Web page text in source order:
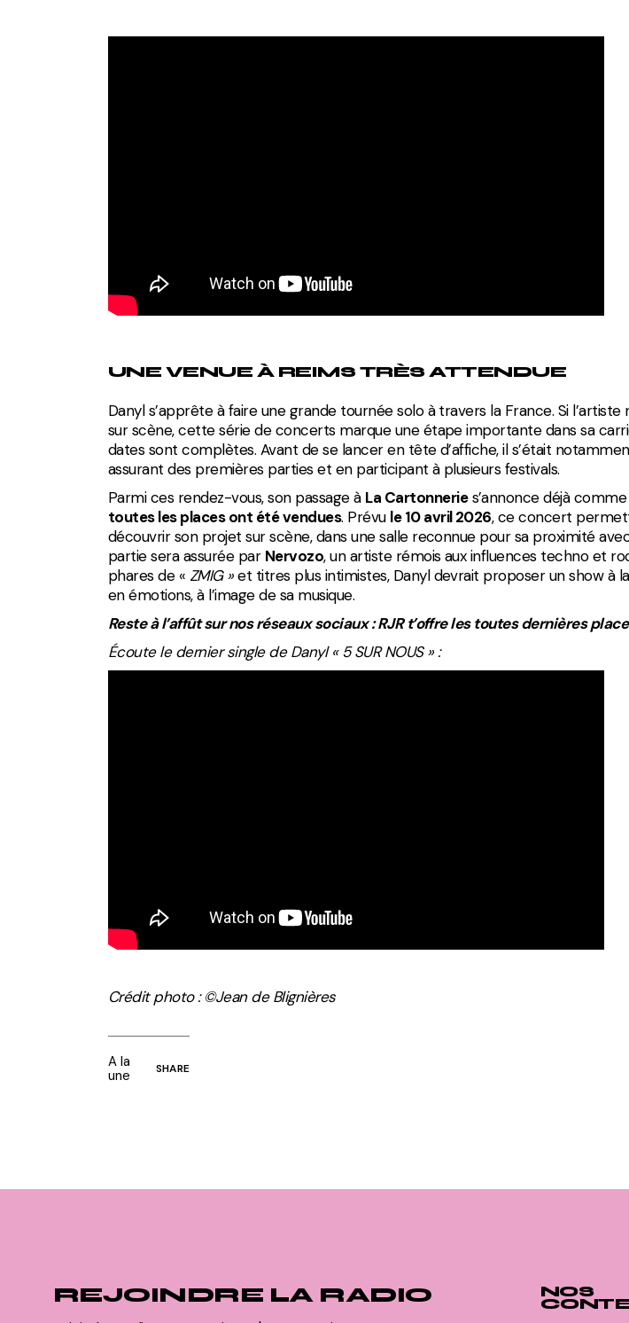
UNE VENUE À REIMS TRÈS ATTENDUE
Danyl s’apprête à faire une grande tournée solo à travers la France. Si l’artiste
sur scène, cette série de concerts marque une étape importante dans sa
dates sont complètes. Avant de se lancer en tête d’affiche, il s’était
assurant des premières parties et en participant à plusieurs festivals.
Parmi ces rendez-vous, son passage à La Cartonneries’annonce déjà
toutes les places ont été vendues. Prévu le 10 avril 2026, ce concert
découvrir son projet sur scène, dans une salle reconnue pour sa proximité
partie sera assurée par Nervozo, un artiste rémois aux influences techno et
phares de « ZMIG »et titres plus intimistes, Danyl devrait proposer un show à
en émotions, à l’image de sa musique.
Reste à l’affût sur nos réseaux sociaux : RJR t’offre les toutes dernières
Écoute le dernier single de Danyl « 5 SUR NOUS » :
Crédit photo : ©Jean de Blignières
A la
une
SHARE
REJOINDRE LA RADIO NOS